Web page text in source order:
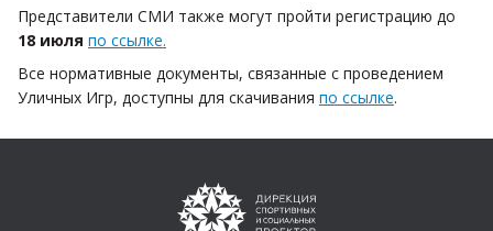
Представители СМИ также могут пройти регистрацию до
18 июля по ссылке.
Все нормативные документы, связанные с проведением
Уличных Игр, доступны для скачивания по ссылке.